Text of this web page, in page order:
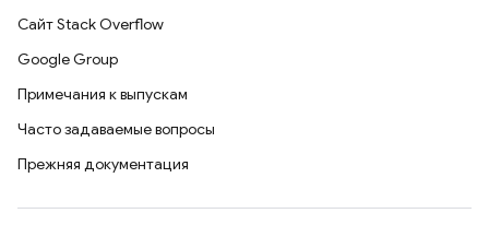
Сайт Stack Overflow
Google Group
Примечания к выпускам
Часто задаваемые вопросы
Прежняя документация